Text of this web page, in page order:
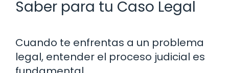
Saber para tu Caso Legal
Cuando te enfrentas a un problema
legal, entender el proceso judicial es